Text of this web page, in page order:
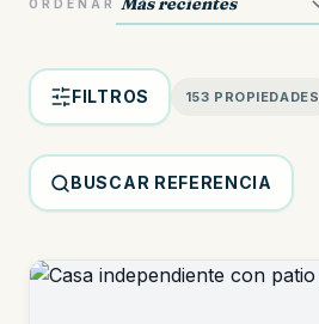
ORDENAR
FILTROS 153 PROPIEDADES
BUSCAR REFERENCIA